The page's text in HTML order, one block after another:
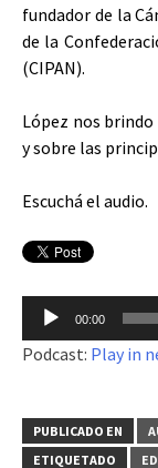
fundador de la
de la
(CIPAN).
López nos
y sobre las
Escuchá el audio.
Reproductor
de
audio
00:00
Podcast: Play in
PUBLICADO EN
ETIQUETADO